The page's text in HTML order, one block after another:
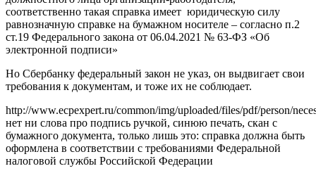
соответственно такая справка имеет юридическую силу
равнозначную справке на бумажном носителе – согласно п.2
ст.19 Федерального закона от 06.04.2021 № 63-ФЗ «Об
электронной подписи»
Но Сбербанку федеральный закон не указ, он выдвигает свои
требования к документам, и тоже их не соблюдает.
http://www.ecpexpert.ru/common/img/uploaded/files/pdf/person/
нет ни слова про подпись ручкой, синюю печать, скан с
бумажного документа, только лишь это: справка должна быть
оформлена в соответствии с требованиями Федеральной
налоговой службы Российской Федерации